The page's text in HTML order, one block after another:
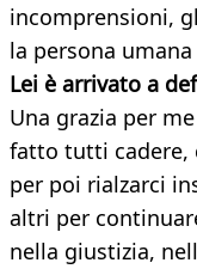
incomprensioni,
la persona
Lei è arrivato a
Una grazia per
fatto tutti cadere,
per poi rialzarci
altri per
nella giustizia,